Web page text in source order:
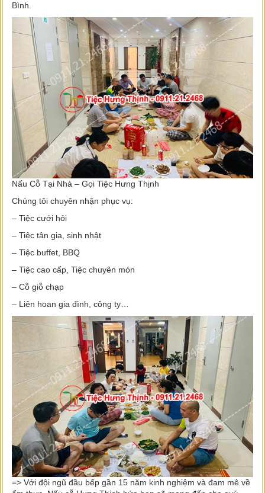
Bình.
Nấu Cỗ Tại Nhà – Gọi Tiệc Hưng Thịnh
Chúng tôi chuyên nhận phục vụ:
– Tiệc cưới hỏi
– Tiệc tân gia, sinh nhật
– Tiệc buffet, BBQ
– Tiệc cao cấp, Tiệc chuyên món
– Cỗ giỗ chạp
– Liên hoan gia đình, công ty…
=> Với đội ngũ đầu bếp gần 15 năm kinh nghiệm và đam mê về